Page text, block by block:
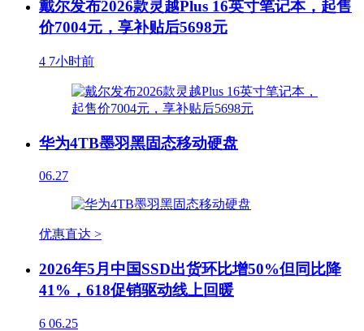
戴尔发布2026款灵越Plus 16英寸笔记本，起售
价7004元，享补贴后5698元
4 7小时前
华为4TB墨羽黑固态移动硬盘
06.27
优惠直达 >
2026年5月中国SSD出货环比增50%但同比降
41%，618促销驱动线上回暖
6 06.25